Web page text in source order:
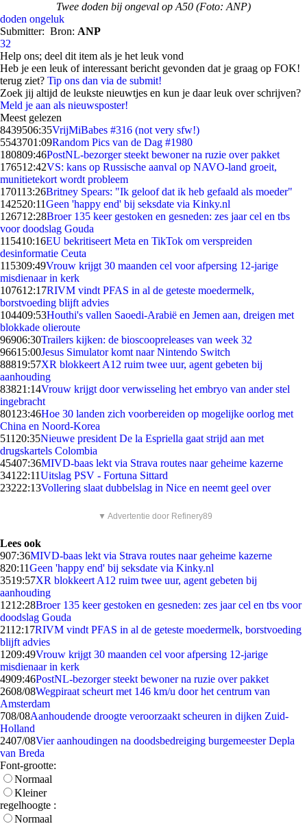
Twee doden bij ongeval op A50 (Foto: ANP)
doden ongeluk
Submitter: Bron: ANP
32
Help ons; deel dit item als je het leuk vond
Heb je een leuk of interessant bericht gevonden dat je graag op FOK!
terug ziet? Tip ons dan via de submit!
Zoek jij altijd de leukste nieuwtjes en kun je daar leuk over schrijven?
Meld je aan als nieuwsposter!
Meest gelezen
8439506:35VrijMiBabes #316 (not very sfw!)
5543701:09Random Pics van de Dag #1980
180809:46PostNL-bezorger steekt bewoner na ruzie over pakket
176512:42VS: kans op Russische aanval op NAVO-land groeit,
munitietekort wordt probleem
170113:26Britney Spears: "Ik geloof dat ik heb gefaald als moeder"
142520:11Geen 'happy end' bij seksdate via Kinky.nl
126712:28Broer 135 keer gestoken en gesneden: zes jaar cel en tbs
voor doodslag Gouda
115410:16EU bekritiseert Meta en TikTok om verspreiden
desinformatie Ceuta
115309:49Vrouw krijgt 30 maanden cel voor afpersing 12-jarige
misdienaar in kerk
107612:17RIVM vindt PFAS in al de geteste moedermelk,
borstvoeding blijft advies
104409:53Houthi's vallen Saoedi-Arabië en Jemen aan, dreigen met
blokkade olieroute
96906:30Trailers kijken: de bioscoopreleases van week 32
96615:00Jesus Simulator komt naar Nintendo Switch
88819:57XR blokkeert A12 ruim twee uur, agent gebeten bij
aanhouding
83821:14Vrouw krijgt door verwisseling het embryo van ander stel
ingebracht
801 23:46Hoe 30 landen zich voorbereiden op mogelijke oorlog met
China en Noord-Korea
511 20:35Nieuwe president De la Espriella gaat strijd aan met
drugskartels Colombia
45407:36MIVD-baas lekt via Strava routes naar geheime kazerne
341 22:11Uitslag PSV - Fortuna Sittard
23222:13Vollering slaat dubbelslag in Nice en neemt geel over
▼ Advertentie door Refinery89
Lees ook
907:36MIVD-baas lekt via Strava routes naar geheime kazerne
820:11Geen 'happy end' bij seksdate via Kinky.nl
3519:57XR blokkeert A12 ruim twee uur, agent gebeten bij
aanhouding
1212:28Broer 135 keer gestoken en gesneden: zes jaar cel en tbs voor
doodslag Gouda
2112:17RIVM vindt PFAS in al de geteste moedermelk, borstvoeding
blijft advies
1209:49Vrouw krijgt 30 maanden cel voor afpersing 12-jarige
misdienaar in kerk
4909:46PostNL-bezorger steekt bewoner na ruzie over pakket
2608/08Wegpiraat scheurt met 146 km/u door het centrum van
Amsterdam
708/08Aanhoudende droogte veroorzaakt scheuren in dijken Zuid-
Holland
2407/08Vier aanhoudingen na doodsbedreiging burgemeester Depla
van Breda
Font-grootte:
Normaal
Kleiner
regelhoogte :
Normaal